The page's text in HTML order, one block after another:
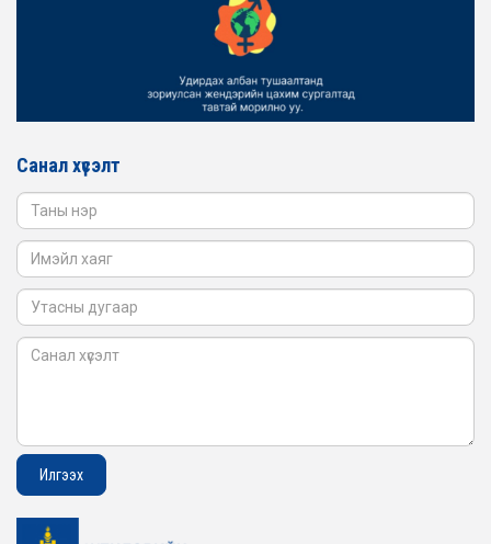
ЖЕНДЭРИЙН ҮНДЭСНИЙ ХОРООНЫ АЖЛЫН АЛБАНЫ
ТӨЛӨӨЛӨЛ БАТЛАН ХАМГААЛАХ ЯАМАНД
Санал хүсэлт